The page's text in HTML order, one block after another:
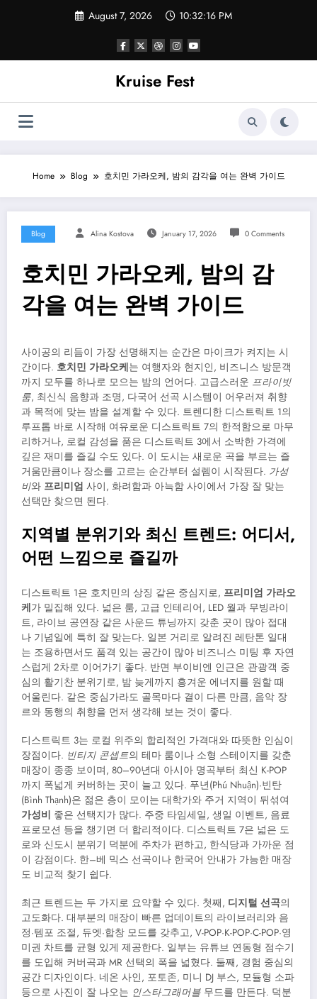
August 7, 2026 10:32:16 PM
Kruise Fest
Home Blog 호치민 가라오케, 밤의 감각을 여는 완벽 가이드
Blog Alina Kostova January 17, 2026 0 Comments
호치민 가라오케, 밤의 감
각을 여는 완벽 가이드
사이공의 리듬이 가장 선명해지는 순간은 마이크가 켜지는 시
간이다. 호치민 가라오케 는 여행자와 현지인, 비즈니스 방문객
까지 모두를 하나로 모으는 밤의 언어다. 고급스러운 프라이빗
룸, 최신식 음향과 조명, 다국어 선곡 시스템이 어우러져 취향
과 목적에 맞는 밤을 설계할 수 있다. 트렌디한 디스트릭트 1의
루프톱 바로 시작해 여유로운 디스트릭트 7의 한적함으로 마무
리하거나, 로컬 감성을 품은 디스트릭트 3에서 소박한 가격에
깊은 재미를 즐길 수도 있다. 이 도시는 새로운 곡을 부르는 즐
거움만큼이나 장소를 고르는 순간부터 설렘이 시작된다. 가성
비와 프리미엄 사이, 화려함과 아늑함 사이에서 가장 잘 맞는
선택만 찾으면 된다.
지역별 분위기와 최신 트렌드: 어디서,
어떤 느낌으로 즐길까
디스트릭트 1은 호치민의 상징 같은 중심지로, 프리미엄 가라오
케가 밀집해 있다. 넓은 룸, 고급 인테리어, LED 월과 무빙라이
트, 라이브 공연장 같은 사운드 튜닝까지 갖춘 곳이 많아 접대
나 기념일에 특히 잘 맞는다. 일본 거리로 알려진 레탄톤 일대
는 조용하면서도 품격 있는 공간이 많아 비즈니스 미팅 후 자연
스럽게 2차로 이어가기 좋다. 반면 부이비엔 인근은 관광객 중
심의 활기찬 분위기로, 밤 늦게까지 흥겨운 에너지를 원할 때
어울린다. 같은 중심가라도 골목마다 결이 다른 만큼, 음악 장
르와 동행의 취향을 먼저 생각해 보는 것이 좋다.
디스트릭트 3는 로컬 위주의 합리적인 가격대와 따뜻한 인심이
장점이다. 빈티지 콘셉트의 테마 룸이나 소형 스테이지를 갖춘
매장이 종종 보이며, 80–90년대 아시아 명곡부터 최신 K-POP
까지 폭넓게 커버하는 곳이 늘고 있다. 푸년(Phú Nhuận)·빈탄
(Bình Thạnh)은 젊은 층이 모이는 대학가와 주거 지역이 뒤섞여
가성비 좋은 선택지가 많다. 주중 타임세일, 생일 이벤트, 음료
프로모션 등을 챙기면 더 합리적이다. 디스트릭트 7은 넓은 도
로와 신도시 분위기 덕분에 주차가 편하고, 한식당과 가까운 점
이 강점이다. 한–베 믹스 선곡이나 한국어 안내가 가능한 매장
도 비교적 찾기 쉽다.
최근 트렌드는 두 가지로 요약할 수 있다. 첫째, 디지털 선곡의
고도화다. 대부분의 매장이 빠른 업데이트의 라이브러리와 음
정·템포 조절, 듀엣·합창 모드를 갖추고, V-POP·K-POP·C-POP·영
미권 차트를 균형 있게 제공한다. 일부는 유튜브 연동형 점수기
를 도입해 커버곡과 MR 선택의 폭을 넓혔다. 둘째, 경험 중심의
공간 디자인이다. 네온 사인, 포토존, 미니 DJ 부스, 모듈형 소파
등으로 사진이 잘 나오는 인스타그래머블 무드를 만든다. 덕분